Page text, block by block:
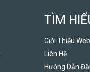
TÌM
Giới Thiệu
Liên Hệ
Hướng Dẫn